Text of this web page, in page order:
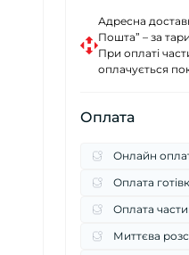
Адресна
Пошта” – за
При оплаті
оплачується
Оплата
Онлайн
Оплата
Оплата
Миттєва